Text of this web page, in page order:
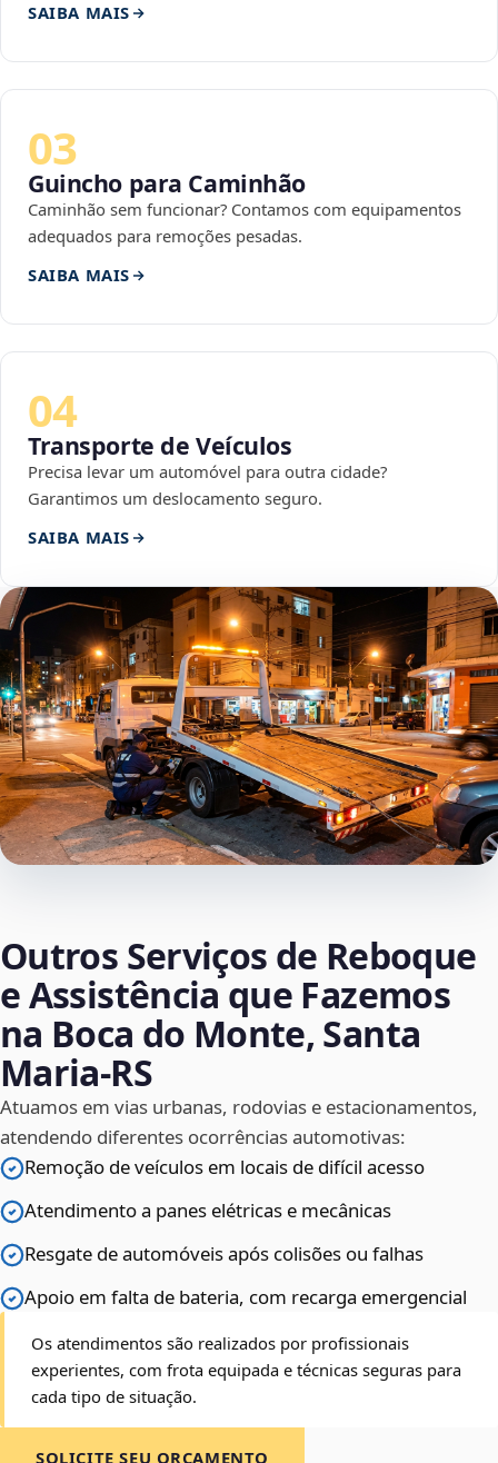
SAIBA MAIS
03
Guincho para Caminhão
Caminhão sem funcionar? Contamos com equipamentos
adequados para remoções pesadas.
SAIBA MAIS
04
Transporte de Veículos
Precisa levar um automóvel para outra cidade?
Garantimos um deslocamento seguro.
SAIBA MAIS
Outros Serviços de Reboque
e Assistência que Fazemos
na Boca do Monte, Santa
Maria‑RS
Atuamos em vias urbanas, rodovias e estacionamentos,
atendendo diferentes ocorrências automotivas:
Remoção de veículos em locais de difícil acesso
Atendimento a panes elétricas e mecânicas
Resgate de automóveis após colisões ou falhas
Apoio em falta de bateria, com recarga emergencial
Os atendimentos são realizados por profissionais
experientes, com frota equipada e técnicas seguras para
cada tipo de situação.
SOLICITE SEU ORÇAMENTO